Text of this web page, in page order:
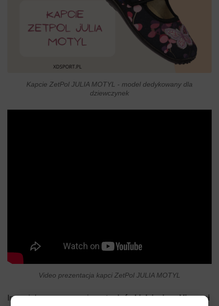
Kapcie ZetPol JULIA MOTYL - model dedykowany dla
dziewczynek
Video prezentacja kapci ZetPol JULIA MOTYL
Inną ciekawą propozycją sątenisówki dziecięce Viggami